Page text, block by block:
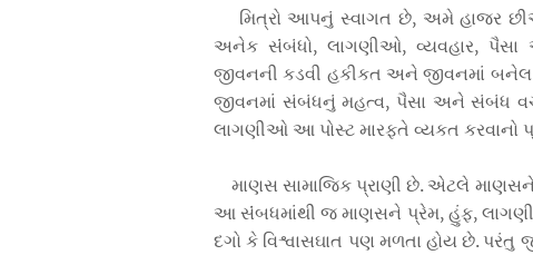
મિત્રો આપનું સ્વાગત છે, અમે હાજર
અનેક સંંબંધો, લાગણીઓ, વ્યવહાર,
જીવનની કડવી હકીકત અને જીવનમાં બનેલ
જીવનમાં સંબંધનું મહત્વ, પૈસા અને સંબંધ
લાગણીઓ આ પોસ્ટ મારફતે વ્યકત કરવાનો
માણસ સામાજિક પ્રાણી છે. એટલે
આ સંંબધમાંથી જ માણસને પ્રેમ, હુંફ,
દગો કે વિશ્વાસઘાત પણ મળતા હોય છે.